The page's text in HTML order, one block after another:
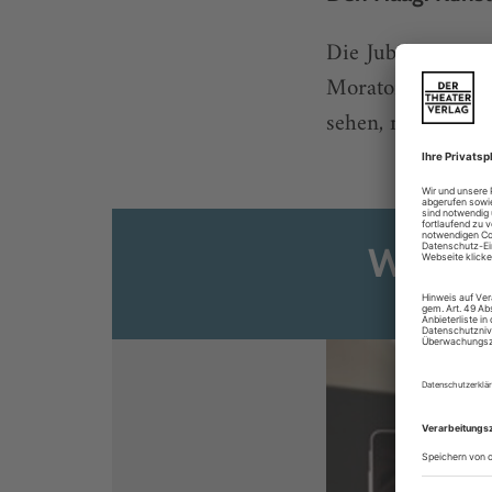
Die
Moratorium
sehen, mit Hans